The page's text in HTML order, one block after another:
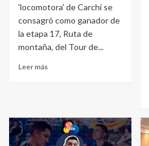
'locomotora' de Carchi se
consagró como ganador de
la etapa 17, Ruta de
montaña, del Tour de...
Leer más